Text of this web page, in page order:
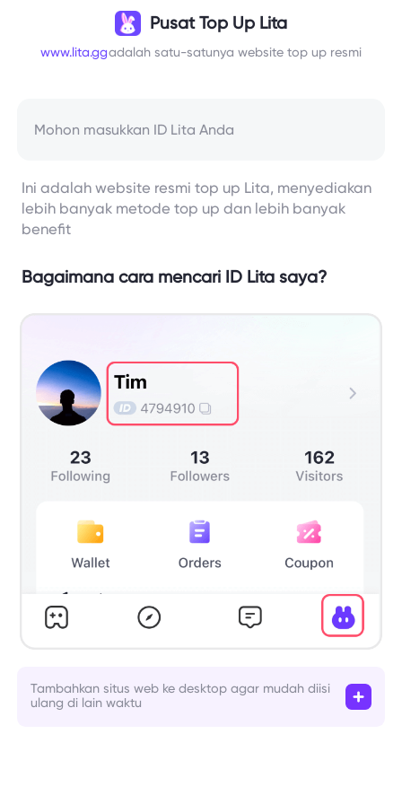
Pusat Top Up Lita
www.lita.ggadalah satu-satunya website top up resmi
Ini adalah website resmi top up Lita, menyediakan
lebih banyak metode top up dan lebih banyak
benefit
Bagaimana cara mencari ID Lita saya?
Tambahkan situs web ke desktop agar mudah diisi
ulang di lain waktu